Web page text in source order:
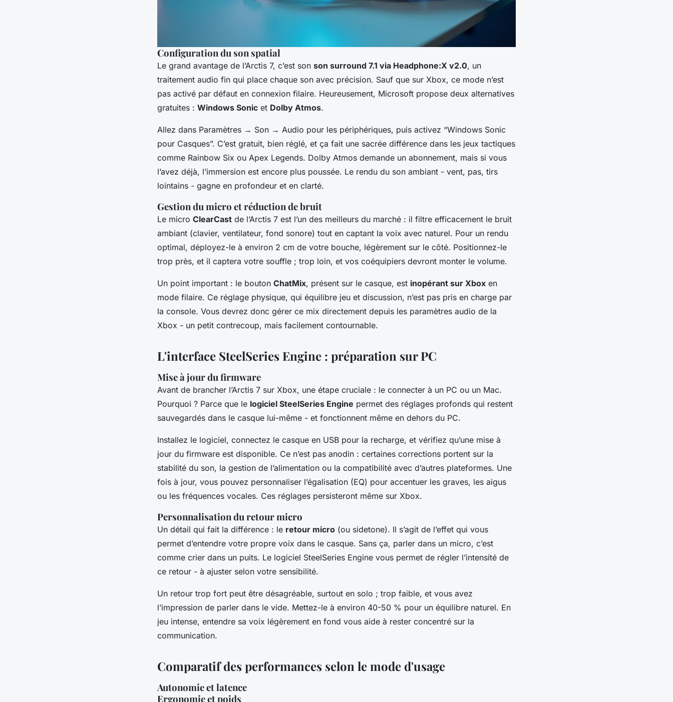
Configuration du son spatial
Le grand avantage de l’Arctis 7, c’est son son surround 7.1 via Headphone:X v2.0, un
traitement audio fin qui place chaque son avec précision. Sauf que sur Xbox, ce mode n’est
pas activé par défaut en connexion filaire. Heureusement, Microsoft propose deux alternatives
gratuites : Windows Sonic et Dolby Atmos.
Allez dans Paramètres → Son → Audio pour les périphériques, puis activez “Windows Sonic
pour Casques”. C’est gratuit, bien réglé, et ça fait une sacrée différence dans les jeux tactiques
comme Rainbow Six ou Apex Legends. Dolby Atmos demande un abonnement, mais si vous
l’avez déjà, l’immersion est encore plus poussée. Le rendu du son ambiant - vent, pas, tirs
lointains - gagne en profondeur et en clarté.
Gestion du micro et réduction de bruit
Le micro ClearCast de l’Arctis 7 est l’un des meilleurs du marché : il filtre efficacement le bruit
ambiant (clavier, ventilateur, fond sonore) tout en captant la voix avec naturel. Pour un rendu
optimal, déployez-le à environ 2 cm de votre bouche, légèrement sur le côté. Positionnez-le
trop près, et il captera votre souffle ; trop loin, et vos coéquipiers devront monter le volume.
Un point important : le bouton ChatMix, présent sur le casque, est inopérant sur Xbox en
mode filaire. Ce réglage physique, qui équilibre jeu et discussion, n’est pas pris en charge par
la console. Vous devrez donc gérer ce mix directement depuis les paramètres audio de la
Xbox - un petit contrecoup, mais facilement contournable.
L'interface SteelSeries Engine : préparation sur PC
Mise à jour du firmware
Avant de brancher l’Arctis 7 sur Xbox, une étape cruciale : le connecter à un PC ou un Mac.
Pourquoi ? Parce que le logiciel SteelSeries Engine permet des réglages profonds qui restent
sauvegardés dans le casque lui-même - et fonctionnent même en dehors du PC.
Installez le logiciel, connectez le casque en USB pour la recharge, et vérifiez qu’une mise à
jour du firmware est disponible. Ce n’est pas anodin : certaines corrections portent sur la
stabilité du son, la gestion de l’alimentation ou la compatibilité avec d’autres plateformes. Une
fois à jour, vous pouvez personnaliser l’égalisation (EQ) pour accentuer les graves, les aigus
ou les fréquences vocales. Ces réglages persisteront même sur Xbox.
Personnalisation du retour micro
Un détail qui fait la différence : le retour micro (ou sidetone). Il s’agit de l’effet qui vous
permet d’entendre votre propre voix dans le casque. Sans ça, parler dans un micro, c’est
comme crier dans un puits. Le logiciel SteelSeries Engine vous permet de régler l’intensité de
ce retour - à ajuster selon votre sensibilité.
Un retour trop fort peut être désagréable, surtout en solo ; trop faible, et vous avez
l’impression de parler dans le vide. Mettez-le à environ 40-50 % pour un équilibre naturel. En
jeu intense, entendre sa voix légèrement en fond vous aide à rester concentré sur la
communication.
Comparatif des performances selon le mode d'usage
Autonomie et latence
Ergonomie et poids